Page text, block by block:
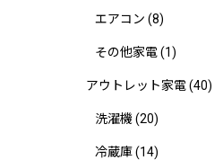
エアコン (8)
その他家電(1)
アウトレット家電(40)
洗濯機 (20)
冷蔵庫(14)